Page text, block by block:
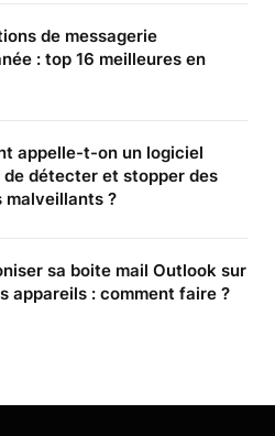
de messagerie
: top 16 meilleures en
appelle-t-on un logiciel
de détecter et stopper des
malveillants ?
sa boite mail Outlook sur
appareils : comment faire ?